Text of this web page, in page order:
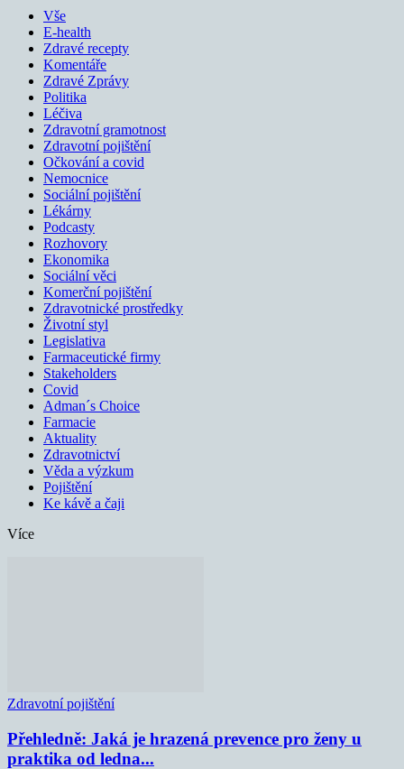
Vše
E-health
Zdravé recepty
Komentáře
Zdravé Zprávy
Politika
Léčiva
Zdravotní gramotnost
Zdravotní pojištění
Očkování a covid
Nemocnice
Sociální pojištění
Lékárny
Podcasty
Rozhovory
Ekonomika
Sociální věci
Komerční pojištění
Zdravotnické prostředky
Životní styl
Legislativa
Farmaceutické firmy
Stakeholders
Covid
Adman´s Choice
Farmacie
Aktuality
Zdravotnictví
Věda a výzkum
Pojištění
Ke kávě a čaji
Více
Zdravotní pojištění
Přehledně: Jaká je hrazená prevence pro ženy u
praktika od ledna...